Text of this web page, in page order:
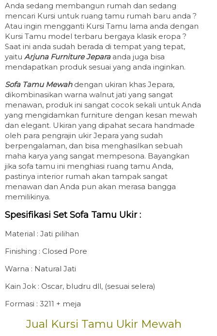
Anda sedang membangun rumah dan sedang
mencari Kursi untuk ruang tamu rumah baru anda ?
Atau ingin mengganti Kursi Tamu lama anda dengan
Kursi Tamu model terbaru bergaya klasik eropa ?
Saat ini anda sudah berada di tempat yang tepat,
yaitu Arjuna Furniture Jepara anda juga bisa
mendapatkan produk sesuai yang anda inginkan.
Sofa Tamu Mewah dengan ukiran khas Jepara,
dikombinasikan warna walnut jati yang sangat
menawan, produk ini sangat cocok sekali untuk Anda
yang mengidamkan furniture dengan kesan mewah
dan elegant. Ukiran yang dipahat secara handmade
oleh para pengrajin ukir Jepara yang sudah
berpengalaman, dan bisa menghasilkan sebuah
maha karya yang sangat mempesona. Bayangkan
jika sofa tamu ini menghiasi ruang tamu Anda,
pastinya interior rumah akan tampak sangat
menawan dan Anda pun akan merasa bangga
memilikinya.
Spesifikasi Set Sofa Tamu Ukir :
Material : Jati pilihan
Finishing : Closed Pore
Warna : Natural Jati
Kain Jok : Oscar, bludru dll, (sesuai selera)
Formasi : 3211 + meja
Jual Kursi Tamu Ukir Mewah